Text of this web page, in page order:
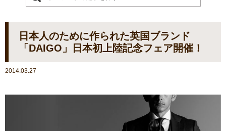
日本人のために作られた英国ブランド
「DAIGO」日本初上陸記念フェア開催！
2014.03.27